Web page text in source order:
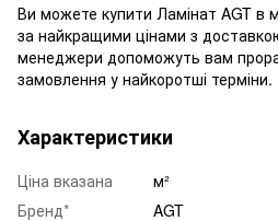
Ви можете купити Ламінат AGT в
за найкращими цінами з
менеджери допоможуть вам
замовлення у найкоротші терміни.
Характеристики
Ціна вказана
м²
Бренд*
AGT